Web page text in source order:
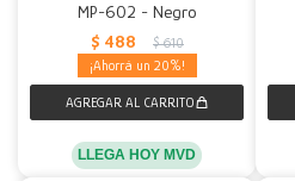
MP-602 - Negro
$ 488 $ 610
20
LLEGA HOY MVD